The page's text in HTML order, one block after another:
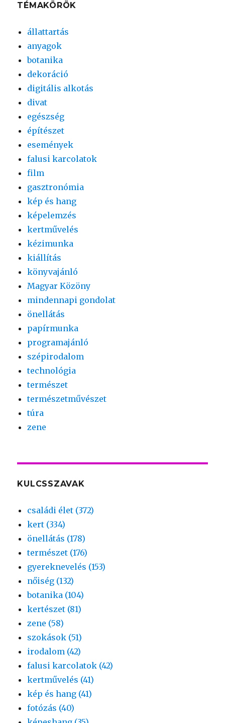
TÉMAKÖRÖK
állattartás
anyagok
botanika
dekoráció
digitális alkotás
divat
egészség
építészet
események
falusi karcolatok
film
gasztronómia
kép és hang
képelemzés
kertművelés
kézimunka
kiállítás
könyvajánló
Magyar Közöny
mindennapi gondolat
önellátás
papírmunka
programajánló
szépirodalom
technológia
természet
természetművészet
túra
zene
KULCSSZAVAK
családi élet (372)
kert (334)
önellátás (178)
természet (176)
gyereknevelés (153)
nőiség (132)
botanika (104)
kertészet (81)
zene (58)
szokások (51)
irodalom (42)
falusi karcolatok (42)
kertművelés (41)
kép és hang (41)
fotózás (40)